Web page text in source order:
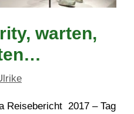
warten,
Reisebericht 2017 – Tag